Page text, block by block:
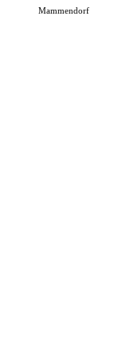
Mammendorf